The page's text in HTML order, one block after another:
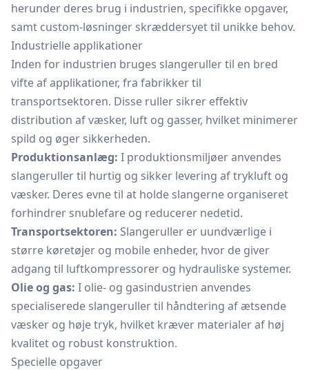
herunder deres brug i industrien, specifikke opgaver,
samt custom-løsninger skræddersyet til unikke behov.
Industrielle applikationer
Inden for industrien bruges slangeruller til en bred
vifte af applikationer, fra fabrikker til
transportsektoren. Disse ruller sikrer effektiv
distribution af væsker, luft og gasser, hvilket minimerer
spild og øger sikkerheden.
Produktionsanlæg: I produktionsmiljøer anvendes
slangeruller til hurtig og sikker levering af trykluft og
væsker. Deres evne til at holde slangerne organiseret
forhindrer snublefare og reducerer nedetid.
Transportsektoren: Slangeruller er uundværlige i
større køretøjer og mobile enheder, hvor de giver
adgang til luftkompressorer og hydrauliske systemer.
Olie og gas: I olie- og gasindustrien anvendes
specialiserede slangeruller til håndtering af ætsende
væsker og høje tryk, hvilket kræver materialer af høj
kvalitet og robust konstruktion.
Specielle opgaver